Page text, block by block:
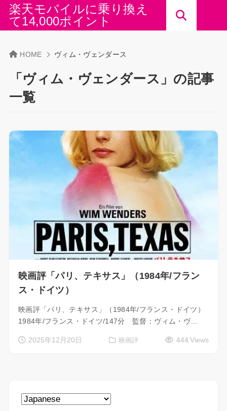
楽天モバイルに乗り換え
て14,000ポイント
HOME ヴィム・ヴェンダース
「ヴィム・ヴェンダース」の記事
一覧
映画評「パリ、テキサス」（1984年/フラン
ス・ドイツ）
映画評「パリ、テキサス」（1984年/フランス・ドイツ）
1984年/フランス・ドイツ/147分 監督：ヴィム・ヴ…
2025年12月20日 映画評 444 Views